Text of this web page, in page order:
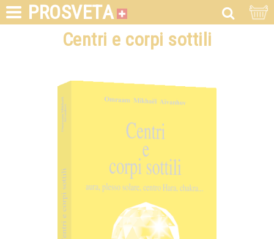
PROSVETA
Centri e corpi sottili